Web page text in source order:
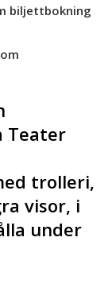
biljettbokning
Teater
trolleri,
visor, i
under